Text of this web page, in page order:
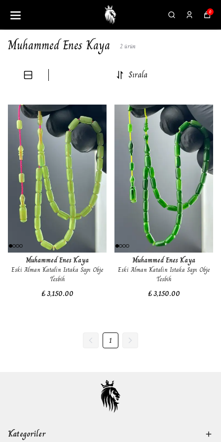
0
Muhammed Enes Kaya 2 ürün
Sırala
Muhammed Enes Kaya
Eski Alman Katalin Istaka Sapı Obje
Tesbih
₺ 3,150.00
Muhammed Enes Kaya
Eski Alman Katalin Istaka Sapı Obje
Tesbih
₺ 3,150.00
1
Kategoriler